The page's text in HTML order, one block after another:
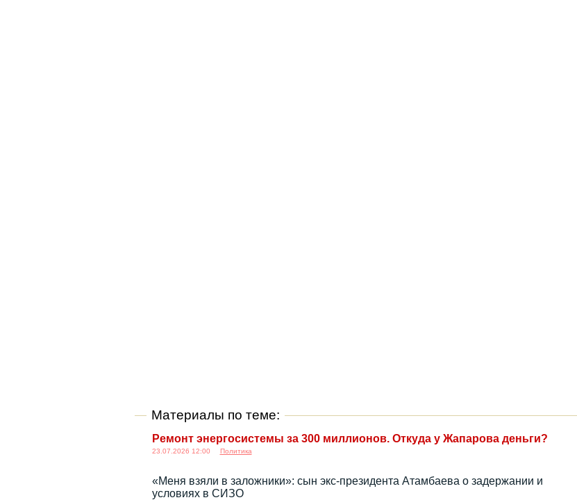
Материалы по теме:
Ремонт энергосистемы за 300 миллионов. Откуда у Жапарова деньги?
23.07.2026 12:00 Политика
«Меня взяли в заложники»: сын экс‑президента Атамбаева о задержании и
условиях в СИЗО